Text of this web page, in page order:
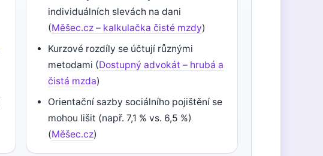
individuálních slevách na dani
(Měšec.cz – kalkulačka čisté mzdy)
Kurzové rozdíly se účtují různými
metodami (Dostupný advokát – hrubá a
čistá mzda)
Orientační sazby sociálního pojištění se
mohou lišit (např. 7,1 % vs. 6,5 %)
(Měšec.cz)